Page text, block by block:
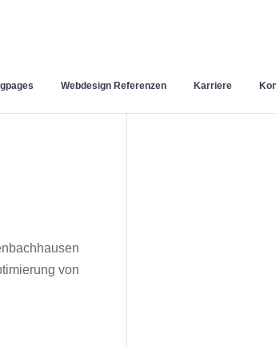
Webdesign Referenzen Karriere
von